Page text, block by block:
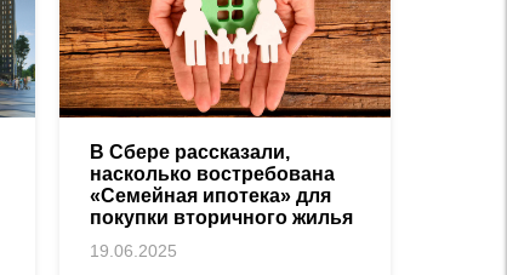
В Сбере рассказали,
насколько востребована
«Семейная ипотека» для
покупки вторичного жилья
19.06.2025